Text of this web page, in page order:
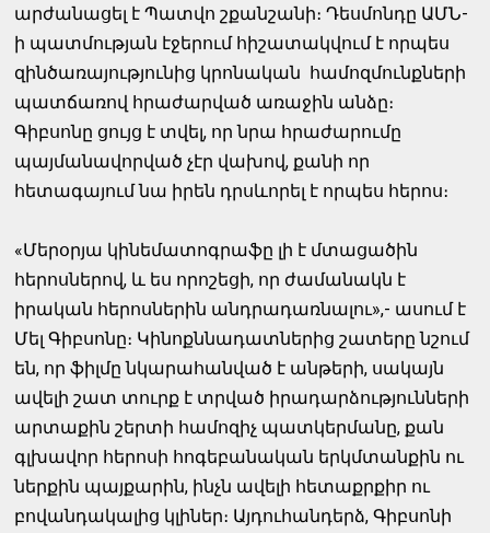
արժանացել է Պատվո շքանշանի։ Դեսմոնդը ԱՄՆ-
ի պատմության էջերում հիշատակվում է որպես
զինծառայությունից կրոնական համոզմունքների
պատճառով հրաժարված առաջին անձը։
Գիբսոնը ցույց է տվել, որ նրա հրաժարումը
պայմանավորված չէր վախով, քանի որ
հետագայում նա իրեն դրսևորել է որպես հերոս։
«Մերօրյա կինեմատոգրաֆը լի է մտացածին
հերոսներով, և ես որոշեցի, որ ժամանակն է
իրական հերոսներին անդրադառնալու»,- ասում է
Մել Գիբսոնը։ Կինոքննադատներից շատերը նշում
են, որ ֆիլմը նկարահանված է անթերի, սակայն
ավելի շատ տուրք է տրված իրադարձությունների
արտաքին շերտի համոզիչ պատկերմանը, քան
գլխավոր հերոսի հոգեբանական երկմտանքին ու
ներքին պայքարին, ինչն ավելի հետաքրքիր ու
բովանդակալից կլիներ։ Այդուհանդերձ, Գիբսոնի